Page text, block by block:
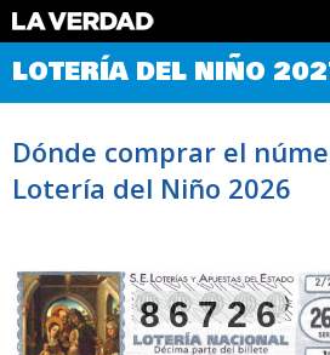
Comprobar Loteria del Niño
Premios
Noticias
Datos
LOTERÍA DEL NIÑO
Dónde comprar el
Lotería del Niño 2026
86726